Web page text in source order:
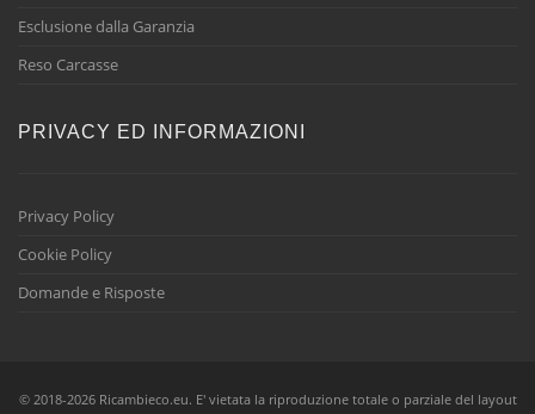
Esclusione dalla Garanzia
Reso Carcasse
PRIVACY ED INFORMAZIONI
Privacy Policy
Cookie Policy
Domande e Risposte
© 2018-2026 Ricambieco.eu. E' vietata la riproduzione totale o parziale del layout